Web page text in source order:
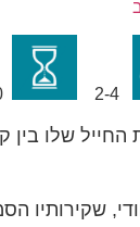
החייל שלו בין
שקירותיו